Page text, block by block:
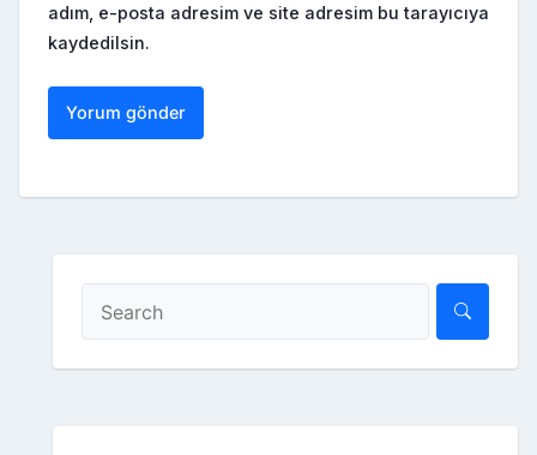
adım, e-posta adresim ve site adresim bu tarayıcıya
kaydedilsin.